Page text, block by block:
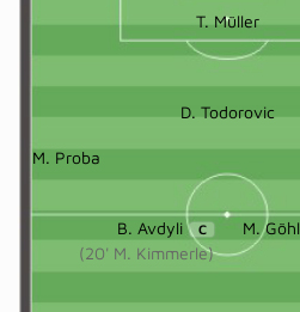
T. Müller
D. Todorovic
M. Proba
B. Avdyli C
(20' M. Kimmerle)
M. Göhl